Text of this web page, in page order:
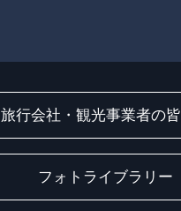
旅行会社・観光事業者の
フォトライブラリー